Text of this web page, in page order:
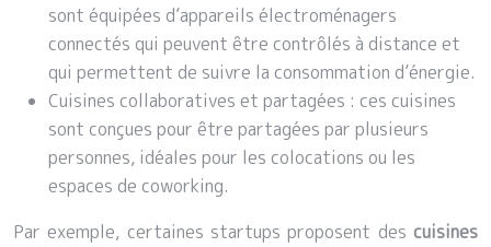
sont équipées d’appareils électroménagers
connectés qui peuvent être contrôlés à distance et
qui permettent de suivre la consommation d’énergie.
Cuisines collaboratives et partagées : ces cuisines
sont conçues pour être partagées par plusieurs
personnes, idéales pour les colocations ou les
espaces de coworking.
Par exemple, certaines startups proposent des cuisines